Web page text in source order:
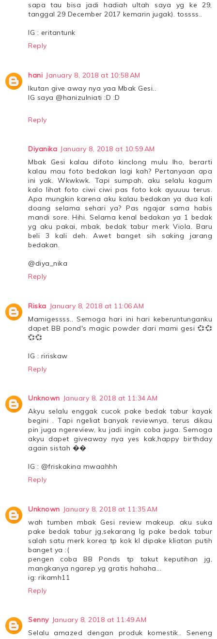
sapa tau bisa jadi hadiah ultah saya yg ke 29,
tanggal 29 December 2017 kemarin jugak). tossss..
IG : eritantunk
Reply
hani January 8, 2018 at 10:58 AM
Ikutan give away nya yaa Mbak Gesi..
IG saya @hanizulniati :D :D
Reply
Diyanika January 8, 2018 at 10:59 AM
Mbak Gesi kalau difoto kinclong mulu lho, berarti
kalau mau foto bedakan lagi kah? Pertanyaan apa
ini yak. Wkwkwk. Tapi sumpah, aku selalu kagum
kalo lihat foto ciwi ciwi pas foto kok ayuuuu terus.
Apa mungkin karena aku kalau bedakan ya dua kali
doang selama sehari ya? Pas ngajar sama habis
mandi sore. Hihi. Selama kenal bedakan ya 1 bedak
yg aku pakai, mbak, bedak tabur merk Viola. Baru
beli 3 kali deh. Awet banget sih saking jarang
bedakan.
@diya_nika
Reply
Riska January 8, 2018 at 11:06 AM
Mamigessss.. Semoga hari ini hari keberuntunganku
dapet BB pond's magic powder dari mami gesi 💞💞
💞💞
IG : ririskaw
Reply
Unknown January 8, 2018 at 11:34 AM
Akyu selalu enggak cucok pake bedak tabur kayak
begini . Tapi ngeliat banyak reviewnya, terus dikau
pin juga ngereview, ku jadi ingin coba juga. Semoga
akyu dapet giveaway nya yes kak,happy birthday
again sistah ��
IG : @friskakina mwaahhh
Reply
Unknown January 8, 2018 at 11:35 AM
wah tumben mbak Gesi review makeup. aku suka
pake bedak tabur jg,sekarang lg pake bedak tabur
salah satu merk korea tp kok kl dipake kliatan putih
banget ya :(
pengen coba BB Ponds tp takut keputihan jg,
mangkanya ngarep yg gratis hahaha...
ig: rikamh11
Reply
Senny January 8, 2018 at 11:49 AM
Selalu amazed dengan produk komestik.. Seneng